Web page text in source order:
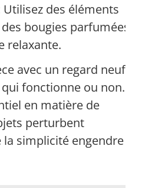
Utilisez des éléments
bougies parfumées,
relaxante.
avec un regard neuf
fonctionne ou non.
en matière de
perturbent
la simplicité engendre